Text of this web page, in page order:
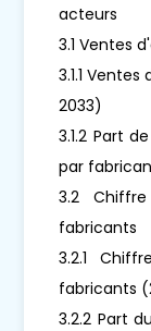
acteurs
3.1 Ventes
3.1.1
2033)
3.1.2 Part
par
3.2
fabricants
3.2.1
fabricants
3.2.2 Part